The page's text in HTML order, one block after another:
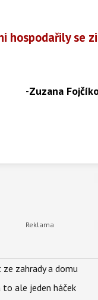
hospodařily se
-Zuzana
zahrady a domu
ale jeden háček